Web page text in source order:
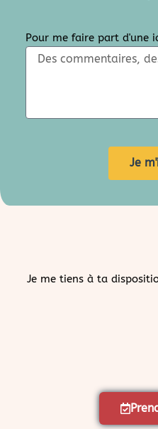
Pour me faire part d'une
Je
Je me tiens à ta